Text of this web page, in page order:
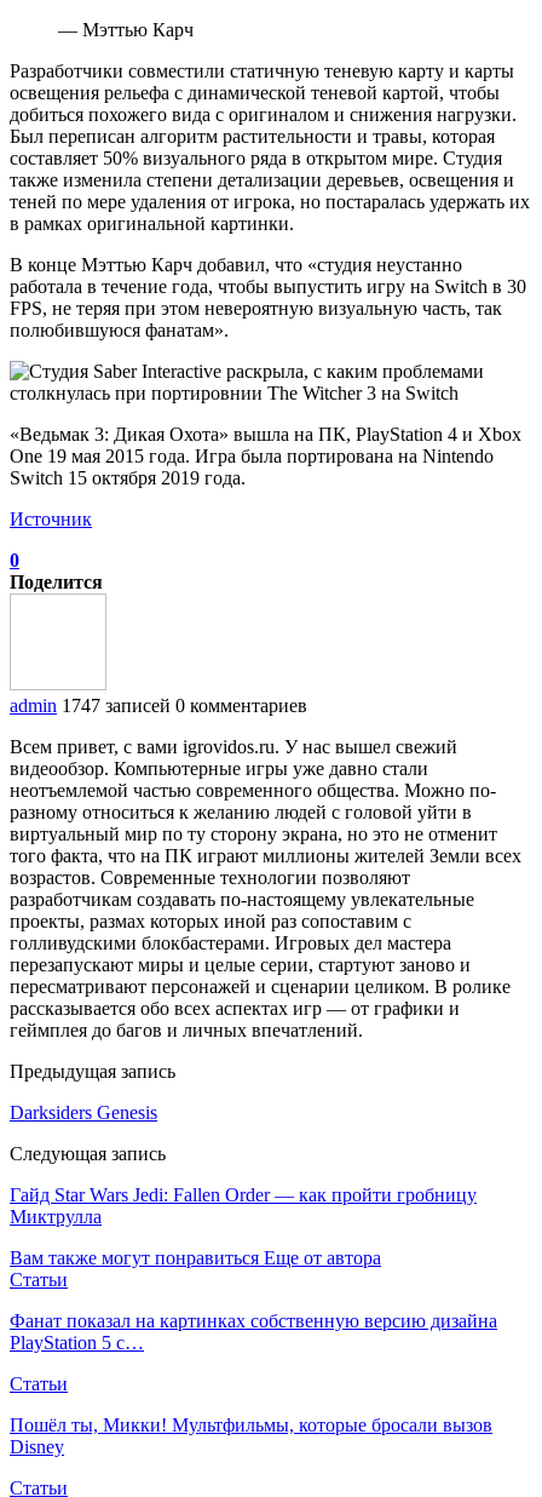
— Мэттью Карч
Разработчики совместили статичную теневую карту и карты
освещения рельефа с динамической теневой картой, чтобы
добиться похожего вида с оригиналом и снижения нагрузки.
Был переписан алгоритм растительности и травы, которая
составляет 50% визуального ряда в открытом мире. Студия
также изменила степени детализации деревьев, освещения и
теней по мере удаления от игрока, но постаралась удержать их
в рамках оригинальной картинки.
В конце Мэттью Карч добавил, что «студия неустанно
работала в течение года, чтобы выпустить игру на Switch в 30
FPS, не теряя при этом невероятную визуальную часть, так
полюбившуюся фанатам».
«Ведьмак 3: Дикая Охота» вышла на ПК, PlayStation 4 и Xbox
One 19 мая 2015 года. Игра была портирована на Nintendo
Switch 15 октября 2019 года.
Источник
0
Поделится
admin 1747 записей 0 комментариев
Всем привет, с вами igrovidos.ru. У нас вышел свежий
видеообзор. Компьютерные игры уже давно стали
неотъемлемой частью современного общества. Можно по-
разному относиться к желанию людей с головой уйти в
виртуальный мир по ту сторону экрана, но это не отменит
того факта, что на ПК играют миллионы жителей Земли всех
возрастов. Современные технологии позволяют
разработчикам создавать по-настоящему увлекательные
проекты, размах которых иной раз сопоставим с
голливудскими блокбастерами. Игровых дел мастера
перезапускают миры и целые серии, стартуют заново и
пересматривают персонажей и сценарии целиком. В ролике
рассказывается обо всех аспектах игр — от графики и
геймплея до багов и личных впечатлений.
Предыдущая запись
Darksiders Genesis
Следующая запись
Гайд Star Wars Jedi: Fallen Order — как пройти гробницу
Миктрулла
Вам также могут понравиться Еще от автора
Статьи
Фанат показал на картинках собственную версию дизайна
PlayStation 5 с…
Статьи
Пошёл ты, Микки! Мультфильмы, которые бросали вызов
Disney
Статьи